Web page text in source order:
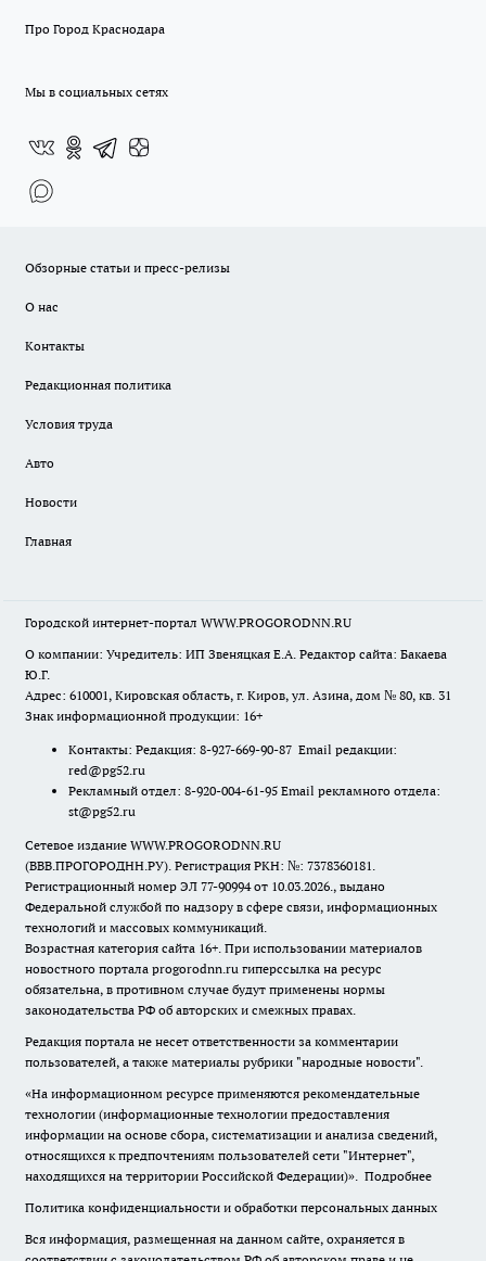
Про Город Краснодара
Мы в социальных сетях
Обзорные статьи и пресс-релизы
О нас
Контакты
Редакционная политика
Условия труда
Авто
Новости
Главная
Городской интернет-портал WWW.PROGORODNN.RU
О компании: Учредитель: ИП Звеняцкая Е.А. Редактор сайта: Бакаева
Ю.Г.
Адрес: 610001, Кировская область, г. Киров, ул. Азина, дом № 80, кв. 31
Знак информационной продукции: 16+
Контакты: Редакция: 8-927-669-90-87 Email редакции:
red@pg52.ru
Рекламный отдел: 8-920-004-61-95 Email рекламного отдела:
st@pg52.ru
Сетевое издание WWW.PROGORODNN.RU
(ВВВ.ПРОГОРОДНН.РУ). Регистрация РКН: №: 7378360181.
Регистрационный номер ЭЛ 77-90994 от 10.03.2026., выдано
Федеральной службой по надзору в сфере связи, информационных
технологий и массовых коммуникаций.
Возрастная категория сайта 16+. При использовании материалов
новостного портала progorodnn.ru гиперссылка на ресурс
обязательна, в противном случае будут применены нормы
законодательства РФ об авторских и смежных правах.
Редакция портала не несет ответственности за комментарии
пользователей, а также материалы рубрики "народные новости".
«На информационном ресурсе применяются рекомендательные
технологии (информационные технологии предоставления
информации на основе сбора, систематизации и анализа сведений,
относящихся к предпочтениям пользователей сети "Интернет",
находящихся на территории Российской Федерации)». Подробнее
Политика конфиденциальности и обработки персональных данных
Вся информация, размещенная на данном сайте, охраняется в